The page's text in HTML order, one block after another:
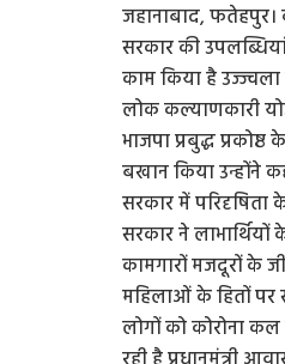
जहानाबाद, फतेहपुर।
सरकार की
काम किया है उज्ज्वला
लोक कल्याणकारी
भाजपा प्रबुद्ध
बखान किया उन्होंने
सरकार में परिदृषिता
सरकार ने
कामगारों मजदूरों के
महिलाओं के हितों पर
लोगों को कोरोना